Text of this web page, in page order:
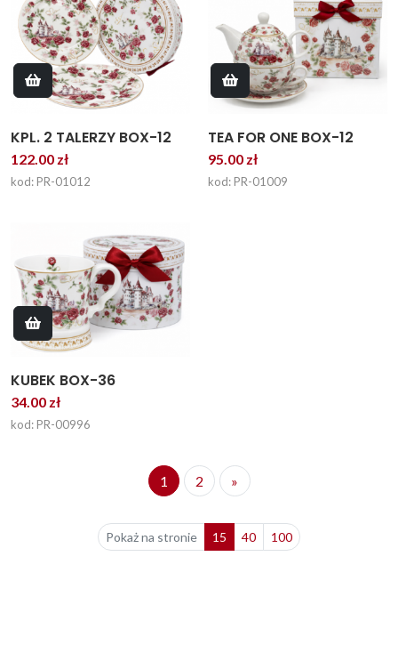
KPL. 2 TALERZY BOX-12
122.00 zł
kod: PR-01012
TEA FOR ONE BOX-12
95.00 zł
kod: PR-01009
KUBEK BOX-36
34.00 zł
kod: PR-00996
1 2 »
Pokaż na stronie 15 40 100